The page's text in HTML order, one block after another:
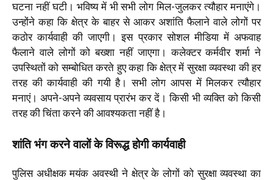
घटना नहीं घटी। भविष्य में भी सभी लोग मिल-जुलकर त्यौहार मनाएंगे।
उन्होंने कहा कि क्षेत्र के बाहर से आकर अशांति फैलाने वाले लोगों पर
कठोर कार्यवाही की जाएगी। इस प्रकार सोशल मीडिया में अफवाह
फैलाने वाले लोगों को बख्शा नहीं जाएगा। कलेक्टर कर्मवीर शर्मा ने
उपस्थितों को सम्बोधित करते हुए कहा कि क्षेत्र में सुरक्षा व्यवस्था की हर
तरह की कार्यवाही की गयी है। सभी लोग आपस में मिलकर त्यौहार
मनाएं। अपने-अपने व्यवसाय प्रारंभ कर दें। किसी भी व्यक्ति को किसी
तरह की चिंता करने की आवश्यकता नहीं है।
शांति भंग करने वालों के विरूद्ध होगी कार्यवाही
पुलिस अधीक्षक मयंक अवस्थी ने क्षेत्र के लोगों को सुरक्षा व्यवस्था का